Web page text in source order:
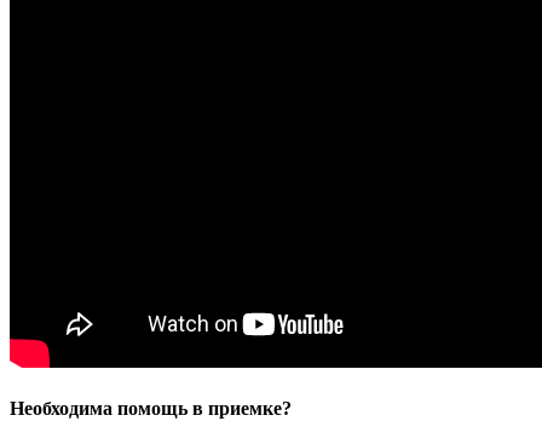
Необходима помощь в приемке?